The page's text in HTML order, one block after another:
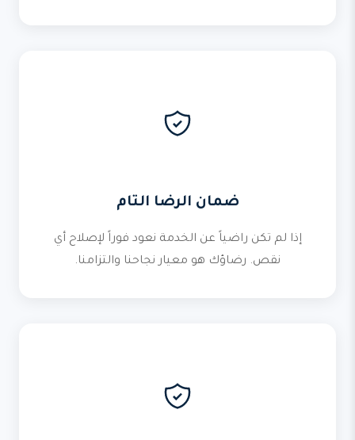
ضمان الرضا التام
إذا لم تكن راضياً عن الخدمة نعود فوراً لإصلاح أي
نقص. رضاؤك هو معيار نجاحنا والتزامنا.